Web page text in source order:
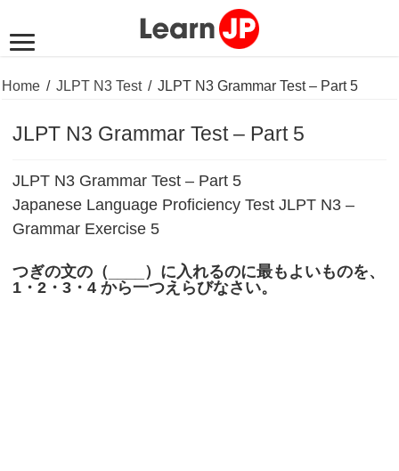
Home / JLPT N3 Test / JLPT N3 Grammar Test – Part 5
JLPT N3 Grammar Test – Part 5
JLPT N3 Grammar Test – Part 5
Japanese Language Proficiency Test JLPT N3 –
Grammar Exercise 5
つぎの文の（____）に入れるのに最もよいものを、
1 ・2 ・3 ・4 から一つえらびなさい。